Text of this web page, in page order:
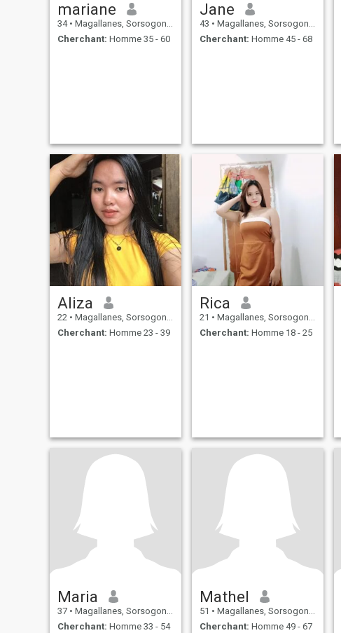
mariane
34 • Magallanes, Sorsogon, Philippines
Cherchant: Homme 35 - 60
Jane
43 • Magallanes, Sorsogon, Philippines
Cherchant: Homme 45 - 68
Aliza
22 • Magallanes, Sorsogon, Philippines
Cherchant: Homme 23 - 39
Rica
21 • Magallanes, Sorsogon, Philippines
Cherchant: Homme 18 - 25
Maria
37 • Magallanes, Sorsogon, Philippines
Cherchant: Homme 33 - 54
Mathel
51 • Magallanes, Sorsogon, Philippines
Cherchant: Homme 49 - 67